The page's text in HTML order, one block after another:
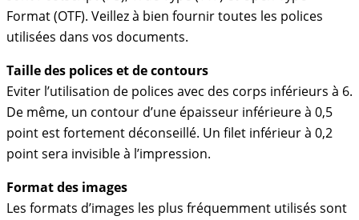
Format (OTF). Veillez à bien fournir toutes les polices
utilisées dans vos documents.
Taille des polices et de contours
Eviter l’utilisation de polices avec des corps inférieurs à 6.
De même, un contour d’une épaisseur inférieure à 0,5
point est fortement déconseillé. Un filet inférieur à 0,2
point sera invisible à l’impression.
Format des images
Les formats d’images les plus fréquemment utilisés sont